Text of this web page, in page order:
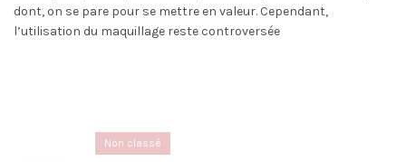
dont, on se pare pour se mettre en valeur. Cependant,
l’utilisation du maquillage reste controversée
Non classé